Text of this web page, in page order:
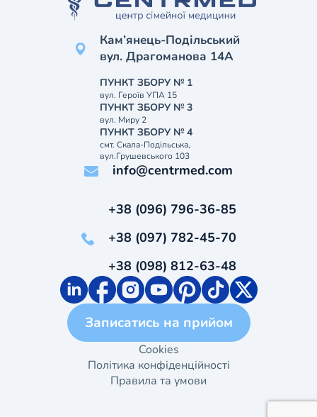
Кам’янець-Подільський
вул. Драгоманова 14А
ПУНКТ ЗБОРУ № 1
вул. Героїв УПА 15
ПУНКТ ЗБОРУ № 3
вул. Миру 2
ПУНКТ ЗБОРУ № 4
смт. Скала-Подільська,
вул.Грушевського 103
info@centrmed.com
+38 (096) 796-36-85
+38 (097) 782-45-70
+38 (098) 812-63-48
Записатись на прийом
Cookies
Політика конфіденційності
Правила та умови